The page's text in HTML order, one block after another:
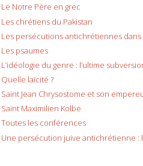
Le Notre Père en grec
Les chrétiens du Pakistan
Les persécutions antichrétiennes dans
Les psaumes
L’idéologie du genre : l’ultime
Quelle laïcité ?
Saint Jean Chrysostome et son
Saint Maximilien Kolbe
Toutes les conférences
Une persécution juive antichrétienne :